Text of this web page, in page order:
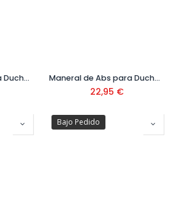
Maneral de Abs para Ducha Ref.134612 Maneral de Abs para Ducha con 5 Tipos de Chorro Ref.29963106
22,95 €
Bajo Pedido